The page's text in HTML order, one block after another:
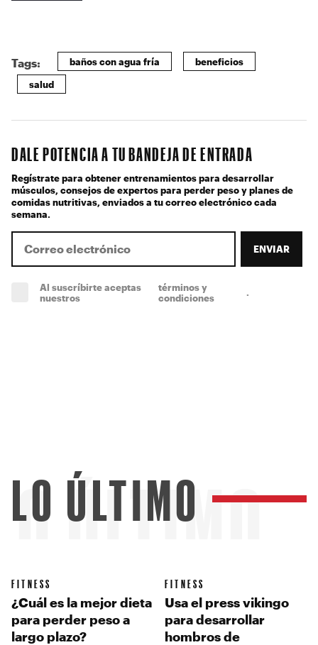
Tags: baños con agua fría beneficios
salud
DALE POTENCIA A TU BANDEJA DE ENTRADA
Regístrate para obtener entrenamientos para desarrollar
músculos, consejos de expertos para perder peso y planes de
comidas nutritivas, enviados a tu correo electrónico cada
semana.
ENVIAR
Al suscríbirte aceptas
nuestros
términos y
condiciones
.
ÚLTIMO
LO ÚLTIMO
FITNESS
¿Cuál es la mejor dieta
para perder peso a
largo plazo?
FITNESS
Usa el press vikingo
para desarrollar
hombros de